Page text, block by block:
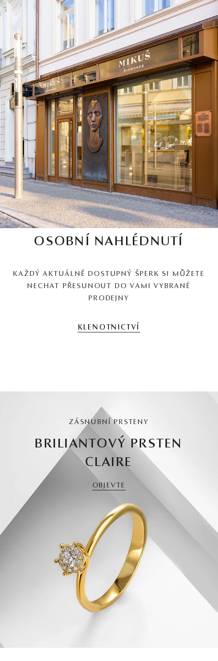
OSOBNÍ NAHLÉDNUTÍ
KAŽDÝ AKTUÁLNĚ DOSTUPNÝ ŠPERK SI MŮŽETE
NECHAT PŘESUNOUT DO VAMI VYBRANÉ
PRODEJNY
KLENOTNICTVÍ
ZÁSNUBNÍ PRSTENY
BRILIANTOVÝ PRSTEN
CLAIRE
OBJEVTE